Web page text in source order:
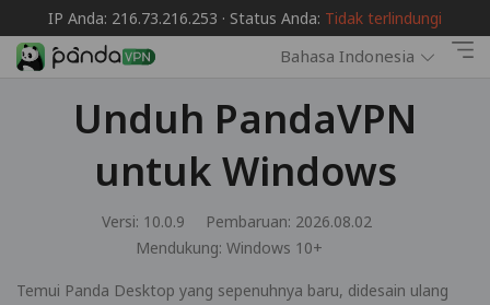
IP Anda: 216.73.216.253 · Status Anda: Tidak terlindungi
Bahasa Indonesia
Unduh PandaVPN
untuk Windows
Versi: 10.0.9
Pembaruan: 2026.08.02
Mendukung: Windows 10+
Temui Panda Desktop yang sepenuhnya baru, didesain ulang